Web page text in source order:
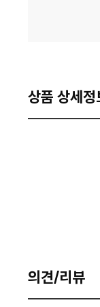
상품 상세정
의견/리뷰